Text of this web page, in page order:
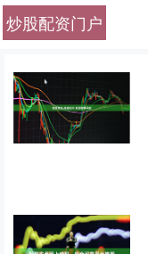
炒股配资门户